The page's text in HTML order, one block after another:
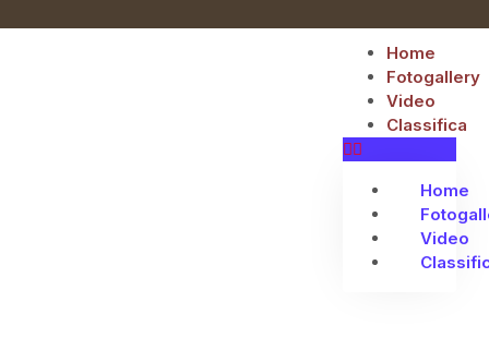
Home
Fotogallery
Video
Classifica
Home
Video